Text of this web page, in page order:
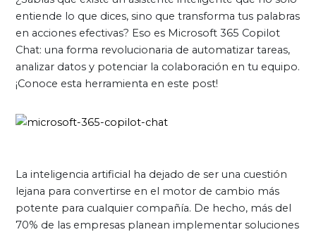
entiende lo que dices, sino que transforma tus palabras
en acciones efectivas? Eso es Microsoft 365 Copilot
Chat: una forma revolucionaria de automatizar tareas,
analizar datos y potenciar la colaboración en tu equipo.
¡Conoce esta herramienta en este post!
La inteligencia artificial ha dejado de ser una cuestión
lejana para convertirse en el motor de cambio más
potente para cualquier compañía. De hecho, más del
70% de las empresas planean implementar soluciones